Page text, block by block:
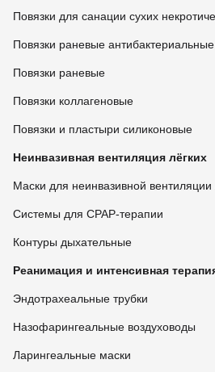
Повязки для санации сухих
Повязки раневые антибактериальные
Повязки раневые
Повязки коллагеновые
Повязки и пластыри силиконовые
Неинвазивная вентиляция лёгких
Маски для неинвазивной вентиляции
Системы для CPAP-терапии
Контуры дыхательные
Реанимация и интенсивная
Эндотрахеальные трубки
Назофарингеальные воздуховоды
Ларингеальные маски